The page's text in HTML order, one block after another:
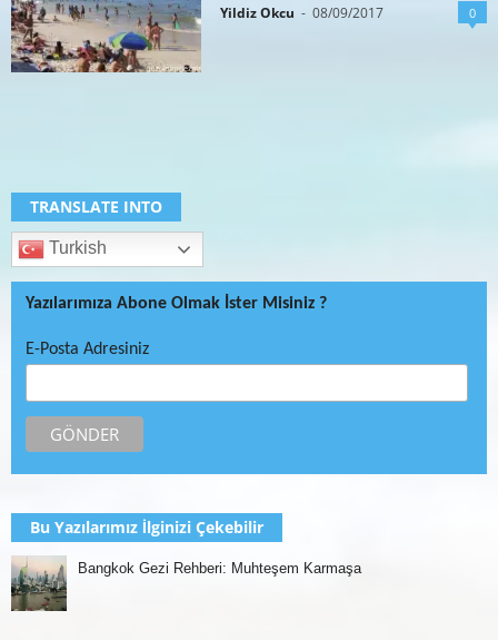
Yildiz Okcu - 08/09/2017 0
TRANSLATE INTO
Turkish
Yazılarımıza Abone Olmak İster Misiniz ?
E-Posta Adresiniz
Bu Yazılarımız İlginizi Çekebilir
Bangkok Gezi Rehberi: Muhteşem Karmaşa